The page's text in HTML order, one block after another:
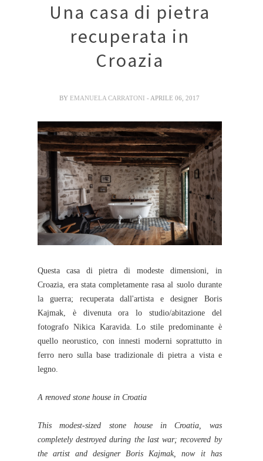
Una casa di pietra
recuperata in
Croazia
BY EMANUELA CARRATONI- APRILE 06, 2017
Questa casa di pietra di modeste dimensioni, in
Croazia, era stata completamente rasa al suolo durante
la guerra; recuperata dall'artista e designer Boris
Kajmak, è divenuta ora lo studio/abitazione del
fotografo Nikica Karavida. Lo stile predominante è
quello neorustico, con innesti moderni soprattutto in
ferro nero sulla base tradizionale di pietra a vista e
legno.
A renoved stone house in Croatia
This modest-sized stone house in Croatia, was
completely destroyed during the last war; recovered by
the artist and designer Boris Kajmak, now it has